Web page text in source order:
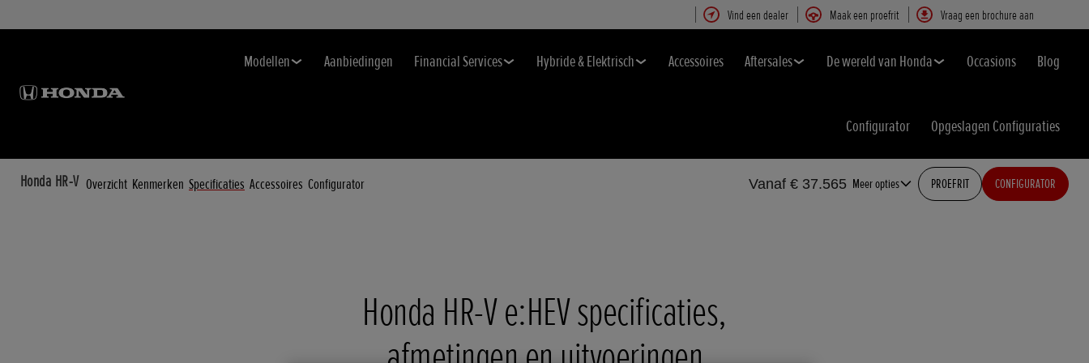
Vind een dealer Maak een proefrit Vraag een brochure aan
Modellen Aanbiedingen Financial Services Hybride & Elektrisch Accessoires Aftersales De wereld van Honda Occasions Blog
Configurator Opgeslagen Configuraties
Honda HR-V Overzicht Kenmerken Specificaties Accessoires Configurator Vanaf € 37.565 Meer opties PROEFRIT CONFIGURATOR
Honda HR-V e:HEV specificaties,